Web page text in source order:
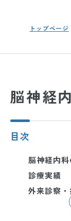
トップページ
脳神経
目次
脳神経内
診療実績
外来診察